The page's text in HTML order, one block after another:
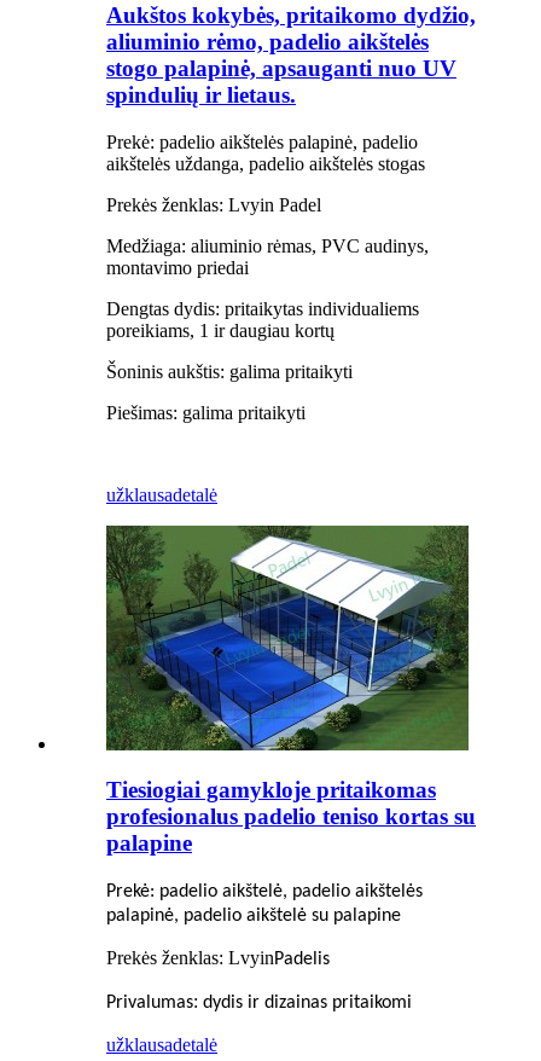
Aukštos kokybės, pritaikomo dydžio,
aliuminio rėmo, padelio aikštelės
stogo palapinė, apsauganti nuo UV
spindulių ir lietaus.
Prekė: padelio aikštelės palapinė, padelio
aikštelės uždanga, padelio aikštelės stogas
Prekės ženklas: Lvyin Padel
Medžiaga: aliuminio rėmas, PVC audinys,
montavimo priedai
Dengtas dydis: pritaikytas individualiems
poreikiams, 1 ir daugiau kortų
Šoninis aukštis: galima pritaikyti
Piešimas: galima pritaikyti
užklausadetalė
Tiesiogiai gamykloje pritaikomas
profesionalus padelio teniso kortas su
palapine
Prekė: padelio aikštelė, padelio aikštelės
palapinė, padelio aikštelė su palapine
Prekės ženklas: LvyinPadelis
Privalumas: dydis ir dizainas pritaikomi
užklausadetalė